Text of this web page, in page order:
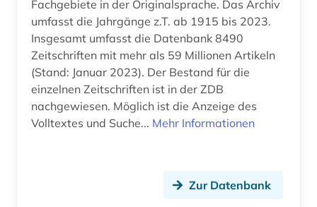
landeskunde (1)
landwirtschaft (1)
limnologie (1)
linguistik (2)
Fachgebiete in der Originalsprache. Das Archiv
umfasst die Jahrgänge z.T. ab 1915 bis 2023.
Insgesamt umfasst die Datenbank 8490
Zeitschriften mit mehr als 59 Millionen Artikeln
(Stand: Januar 2023). Der Bestand für die
einzelnen Zeitschriften ist in der ZDB
nachgewiesen. Möglich ist die Anzeige des
Volltextes und Suche... Mehr Informationen
Zur Datenbank